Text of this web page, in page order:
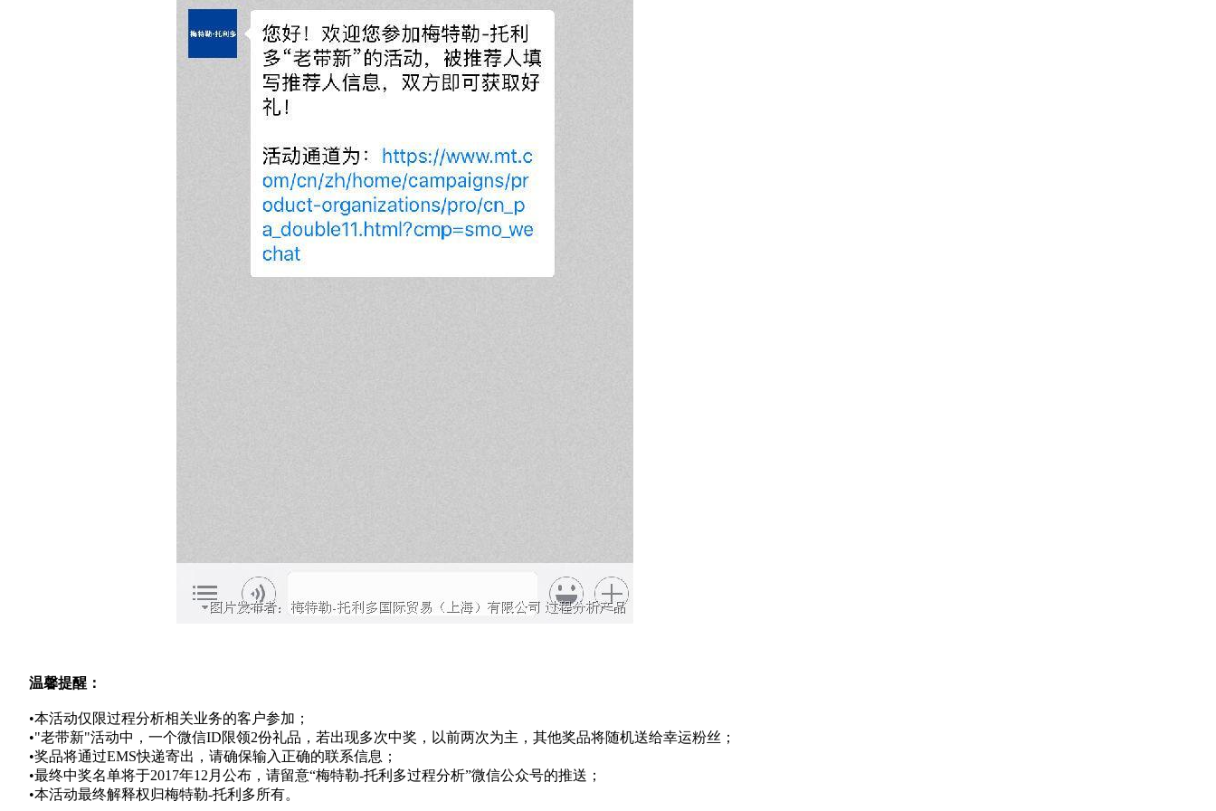
温馨提醒：
•本活动仅限过程分析相关业务的客户参加；
•"老带新"活动中，一个微信ID限领2份礼品，若出现多次中奖，以前两次为主，其他奖品将随机送给幸运粉丝；
•奖品将通过EMS快递寄出，请确保输入正确的联系信息；
•最终中奖名单将于2017年12月公布，请留意“梅特勒-托利多过程分析”微信公众号的推送；
•本活动最终解释权归梅特勒-托利多所有。